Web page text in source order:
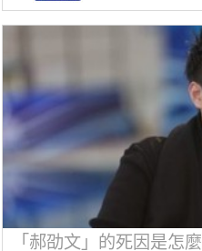
「郝劭文」的死因是怎